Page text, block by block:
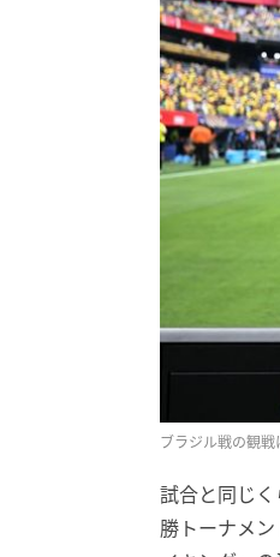
ブラジル戦の観
試合と同じ
勝トーナメ